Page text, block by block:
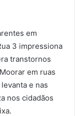
em
3 impressiona
transtornos
em ruas
e nas
nos cidadãos